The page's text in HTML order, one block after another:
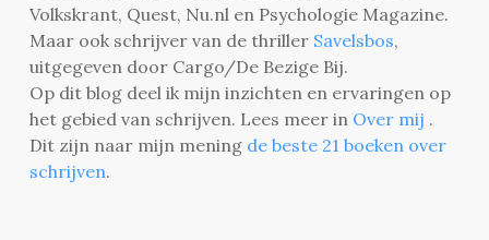
Volkskrant, Quest, Nu.nl en Psychologie Magazine.
Maar ook schrijver van de thriller Savelsbos,
uitgegeven door Cargo/De Bezige Bij.
Op dit blog deel ik mijn inzichten en ervaringen op
het gebied van schrijven. Lees meer in Over mij .
Dit zijn naar mijn mening de beste 21 boeken over
schrijven.